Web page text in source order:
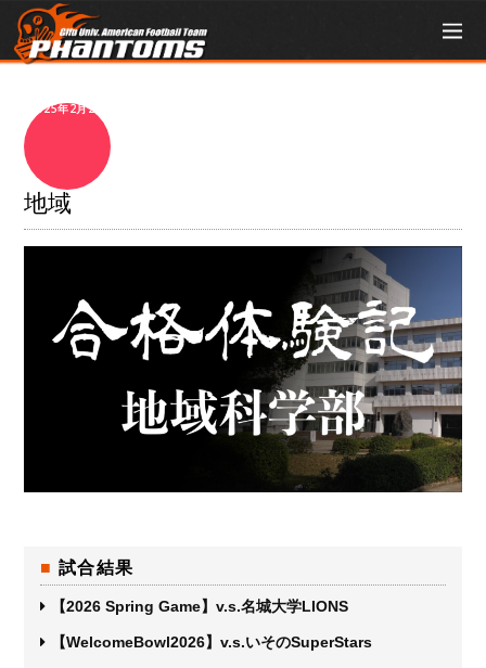
2025年2月2日
地域
試合結果
【2026 Spring Game】v.s.名城大学LIONS
【WelcomeBowl2026】v.s.いそのSuperStars